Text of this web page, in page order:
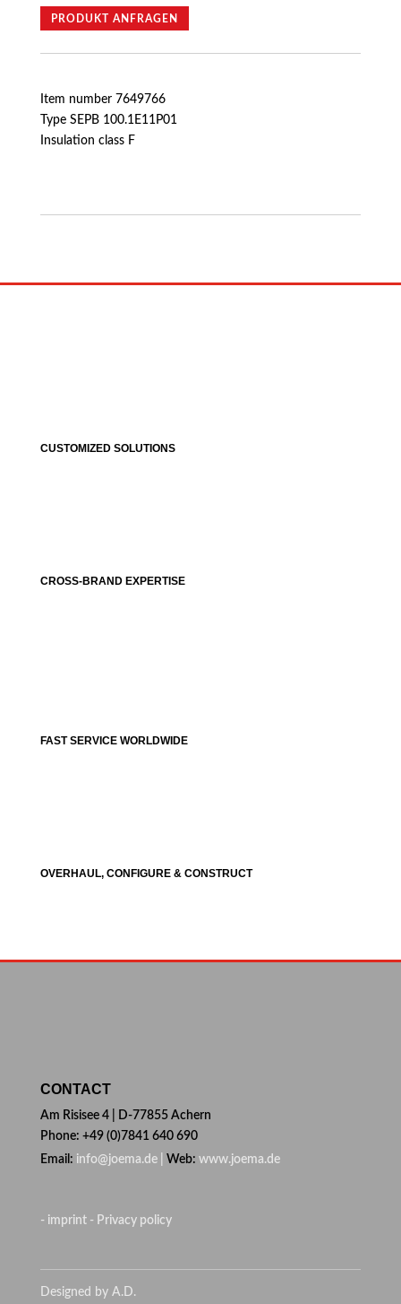
PRODUKT ANFRAGEN
Item number 7649766
Type SEPB 100.1E11P01
Insulation class F
CUSTOMIZED SOLUTIONS
CROSS-BRAND EXPERTISE
FAST SERVICE WORLDWIDE
OVERHAUL, CONFIGURE & CONSTRUCT
CONTACT
Am Risisee 4 | D-77855 Achern
Phone: +49 (0)7841 640 690
Email: info@joema.de | Web: www.joema.de
- imprint - Privacy policy
Designed by A.D.